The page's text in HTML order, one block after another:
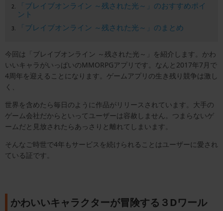
「ブレイブオンライン ～残された光～」のおすすめポイ
ント
「ブレイブオンライン ～残された光～」のまとめ
今回は「ブレイブオンライン ～残された光～」を紹介します。かわ
いいキャラがいっぱいのMMORPGアプリです。なんと2017年7月で
4周年を迎えることになります。ゲームアプリの生き残り競争は激し
く、
世界を含めたら毎日のように作品がリリースされています。大手の
ゲーム会社だからといってユーザーは容赦しません。つまらないゲ
ームだと見放されたらあっさりと離れてしまいます。
そんなご時世で4年もサービスを続けられることはユーザーに愛され
ている証です。
かわいいキャラクターが冒険する３Dワール